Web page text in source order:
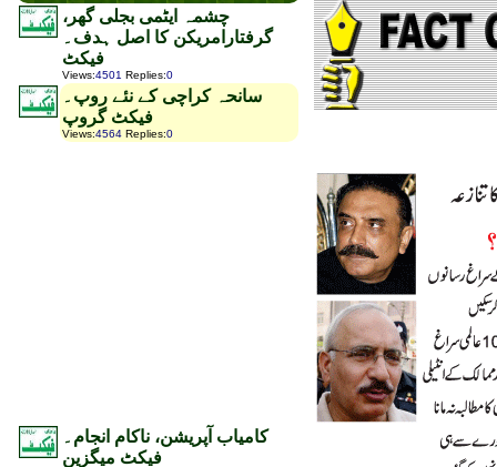
چشمہ ایٹمی بجلی گھر،
گرفتارامریکن کا اصل ہدف۔
فیکٹ
Views:4501 Replies:0
سانحہ کراچی کے نئے روپ۔
فیکٹ گروپ
Views:4564 Replies:0
کامیاب آپریشن، ناکام انجام۔
فیکٹ میگزین